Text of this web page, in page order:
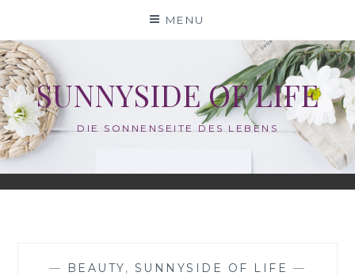
content
MENU
SUNNYSIDE OF LIFE
DIE SONNENSEITE DES LEBENS
— BEAUTY, SUNNYSIDE OF LIFE —